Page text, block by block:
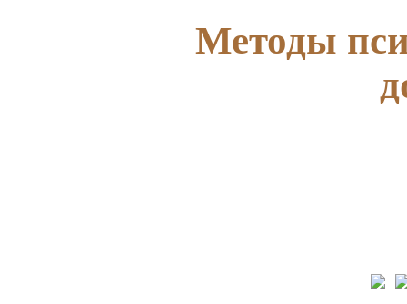
Методы